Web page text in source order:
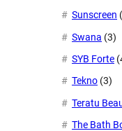
Sunscreen
Swana (3)
SYB Forte
Tekno (3)
Teratu
The Bath